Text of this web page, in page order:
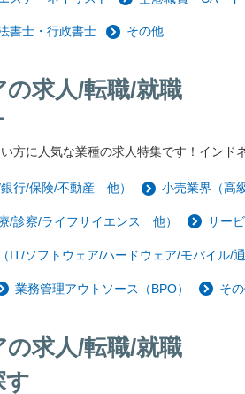
書士・行政書士 その他
求人/転職/就職
方に人気な業種の求人特集です！インド
行/保険/不動産 他） 小売業界（高
/診察/ライフサイエンス 他） サー
IT/ソフトウェア/ハードウェア/モバイル/
業務管理アウトソース（BPO） そ
求人/転職/就職
す